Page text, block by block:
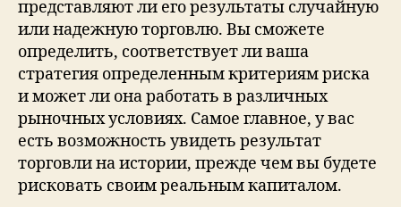
представляют ли его результаты случайную
или надежную торговлю. Вы сможете
определить, соответствует ли ваша
стратегия определенным критериям риска
и может ли она работать в различных
рыночных условиях. Самое главное, у вас
есть возможность увидеть результат
торговли на истории, прежде чем вы будете
рисковать своим реальным капиталом.